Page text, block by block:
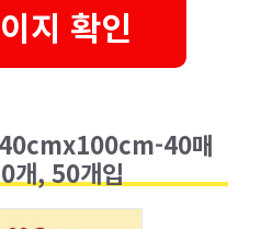
지 확인
40매
개, 50개입